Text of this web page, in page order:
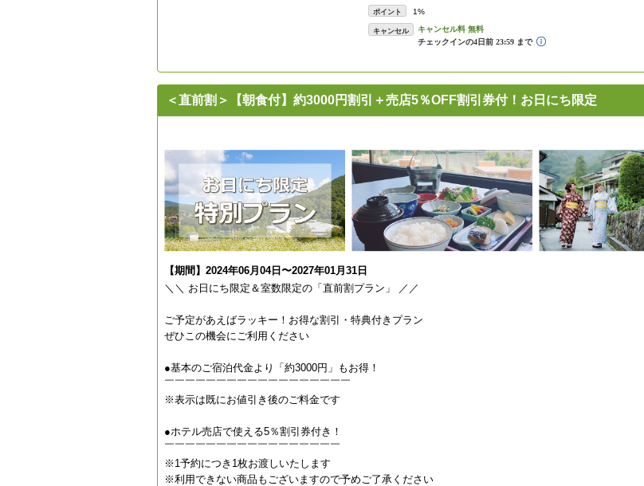
ポイント 1%
キャンセル
＜直前割＞【朝食付】約3000円割引＋売店5％OFF割引券付！お日にち限定
【期間】2024年06月04日〜2027年01月31日
＼＼ お日にち限定＆室数限定の「直前割プラン」 ／／
ご予定があえばラッキー！お得な割引・特典付きプラン
ぜひこの機会にご利用ください
●基本のご宿泊代金より「約3000円」もお得！
￣￣￣￣￣￣￣￣￣￣￣￣￣￣￣￣￣￣
※表示は既にお値引き後のご料金です
●ホテル売店で使える5％割引券付き！
￣￣￣￣￣￣￣￣￣￣￣￣￣￣￣￣￣
※1予約につき1枚お渡しいたします
※利用できない商品もございますので予めご了承ください